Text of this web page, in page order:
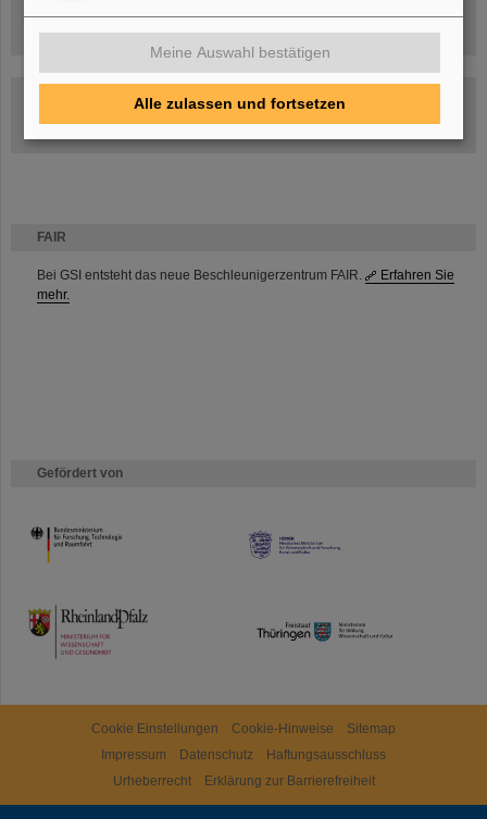
FAIR
Bei GSI entsteht das neue Beschleunigerzentrum FAIR.
Erfahren Sie
mehr.
Gefördert von
HMWK
TMWWDG
GSI-FAIR Kolloquium
Cookie Einstellungen Cookie-Hinweise
Sitemap
Impressum
Datenschutz
Haftungsausschluss
Urheberrecht
Erklärung zur Barrierefreiheit
Meine Auswahl bestätigen
Alle zulassen und fortsetzen